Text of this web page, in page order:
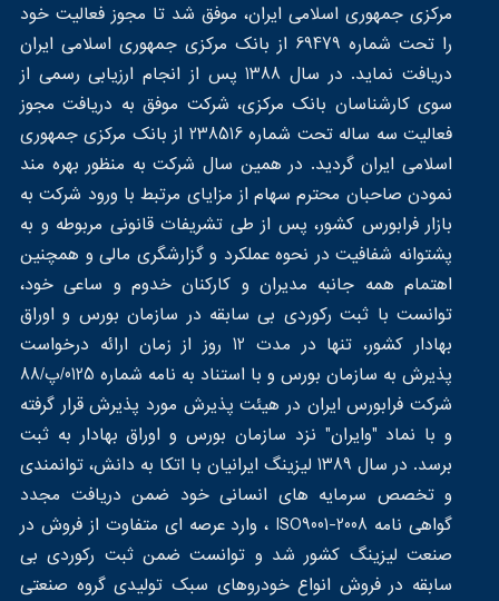
مرکزی جمهوری اسلامی ایران، موفق شد تا مجوز فعالیت خود
را تحت شماره 69479 از بانک مرکزی جمهوری اسلامی ایران
دریافت نماید. در سال 1388 پس از انجام ارزیابی رسمی از
سوی کارشناسان بانک مرکزی، شرکت موفق به دریافت مجوز
فعالیت سه ساله تحت شماره 238516 از بانک مرکزی جمهوری
اسلامی ایران گردید. در همین سال شرکت به منظور بهره مند
نمودن صاحبان محترم سهام از مزایای مرتبط با ورود شرکت به
بازار فرابورس کشور، پس از طی تشریفات قانونی مربوطه و به
پشتوانه شفافیت در نحوه عملکرد و گزارشگری مالی و همچنین
اهتمام همه جانبه مدیران و کارکنان خدوم و ساعی خود،
توانست با ثبت رکوردی بی سابقه در سازمان بورس و اوراق
بهادار کشور، تنها در مدت 12 روز از زمان ارائه درخواست
پذیرش به سازمان بورس و با استناد به نامه شماره 0125/پ/88
شرکت فرابورس ایران در هیئت پذیرش مورد پذیرش قرار گرفته
و با نماد "وایران" نزد سازمان بورس و اوراق بهادار به ثبت
برسد. در سال 1389 لیزینگ ایرانیان با اتکا به دانش، توانمندی
و تخصص سرمایه های انسانی خود ضمن دریافت مجدد
گواهی نامه ISO9001-2008 ، وارد عرصه ای متفاوت از فروش در
صنعت لیزینگ کشور شد و توانست ضمن ثبت رکوردی بی
سابقه در فروش انواع خودروهای سبک تولیدی گروه صنعتی